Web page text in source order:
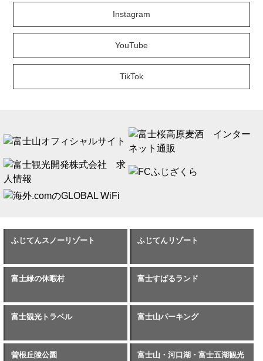
Instagram
YouTube
TikTok
ふじてんスノーリゾート ふじてんリゾート
富士緑の休暇村 富士すばるランド
富士観光トラベル 富士山パーキング
曽根丘陵公園
富士山・河口湖・富士五湖観光